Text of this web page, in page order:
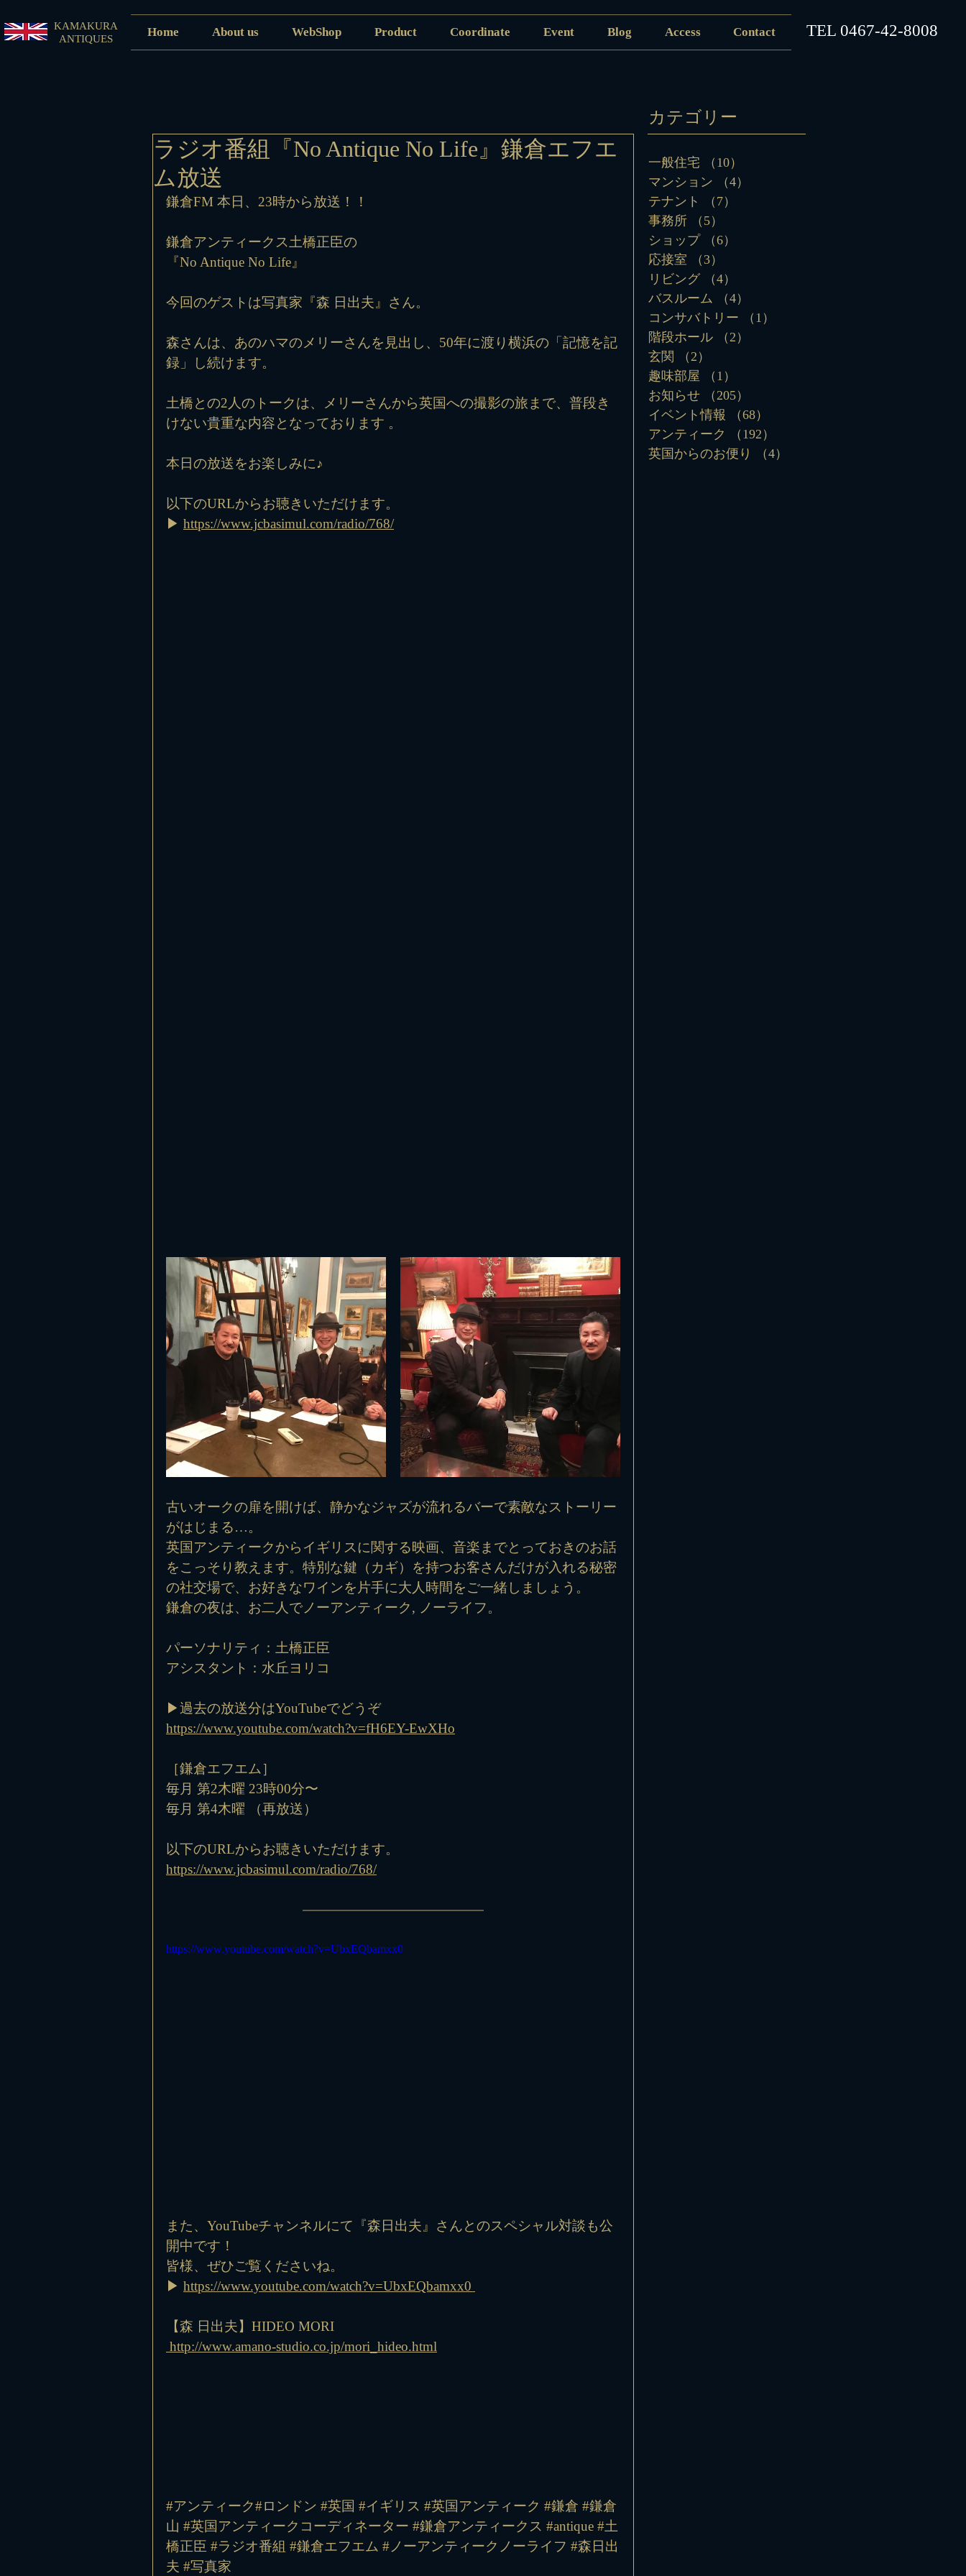
KAMAKURA
ANTIQUES
Home About us WebShop Product Coordinate Event Blog Access Contact ​TEL 0467-42-8008
ラジオ番組『No Antique No Life』鎌倉エフエ
ム放送
鎌倉FM 本日、23時から放送！！
鎌倉アンティークス土橋正臣の
『No Antique No Life』
今回のゲストは写真家『森 日出夫』さん。
森さんは、あのハマのメリーさんを見出し、50年に渡り横浜の「記憶を記
録」し続けます。
土橋との2人のトークは、メリーさんから英国への撮影の旅まで、普段き
けない貴重な内容となっております 。
本日の放送をお楽しみに♪
以下のURLからお聴きいただけます。
▶ https://www.jcbasimul.com/radio/768/
古いオークの扉を開けば、静かなジャズが流れるバーで素敵なストーリー
がはじまる…。
英国アンティークからイギリスに関する映画、音楽までとっておきのお話
をこっそり教えます。特別な鍵（カギ）を持つお客さんだけが入れる秘密
の社交場で、お好きなワインを片手に大人時間をご一緒しましょう。
鎌倉の夜は、お二人でノーアンティーク, ノーライフ。
パーソナリティ：土橋正臣
アシスタント：水丘ヨリコ
▶︎過去の放送分はYouTubeでどうぞ
https://www.youtube.com/watch?v=fH6EY-EwXHo
［鎌倉エフエム］
毎月 第2木曜 23時00分〜
毎月 第4木曜 （再放送）
以下のURLからお聴きいただけます。
https://www.jcbasimul.com/radio/768/
https://www.youtube.com/watch?v=UbxEQbamxx0
また、YouTubeチャンネルにて『森日出夫』さんとのスペシャル対談も公
開中です！
皆様、ぜひご覧くださいね。
▶ https://www.youtube.com/watch?v=UbxEQbamxx0
【森 日出夫】HIDEO MORI
http://www.amano-studio.co.jp/mori_hideo.html
#アンティーク#ロンドン #英国 #イギリス #英国アンティーク #鎌倉 #鎌倉
山 #英国アンティークコーディネーター #鎌倉アンティークス #antique #土
橋正臣 #ラジオ番組 #鎌倉エフエム #ノーアンティークノーライフ #森日出
夫 #写真家
カテゴリー
一般住宅 （10）
マンション
（4）
テナント
（7）
事務所
（5）
ショップ
（6）
応接室
（3）
リビング
（4）
バスルーム
（4）
コンサバトリー
（1）
階段ホール
（2）
玄関
（2）
趣味部屋
（1）
お知らせ
（205）
イベント情報
（68）
アンティーク
（192）
英国からのお便り
（4）